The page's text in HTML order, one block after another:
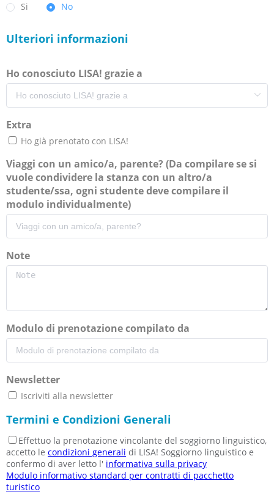
Si No
Ulteriori informazioni
Ho conosciuto LISA! grazie a
Extra
Ho già prenotato con LISA!
Viaggi con un amico/a, parente? (Da compilare se si
vuole condividere la stanza con un altro/a
studente/ssa, ogni studente deve compilare il
modulo individualmente)
Note
Modulo di prenotazione compilato da
Newsletter
Iscriviti alla newsletter
Termini e Condizioni Generali
Effettuo la prenotazione vincolante del soggiorno linguistico,
accetto le condizioni generali di LISA! Soggiorno linguistico e
confermo di aver letto l' informativa sulla privacy
Modulo informativo standard per contratti di pacchetto
turistico